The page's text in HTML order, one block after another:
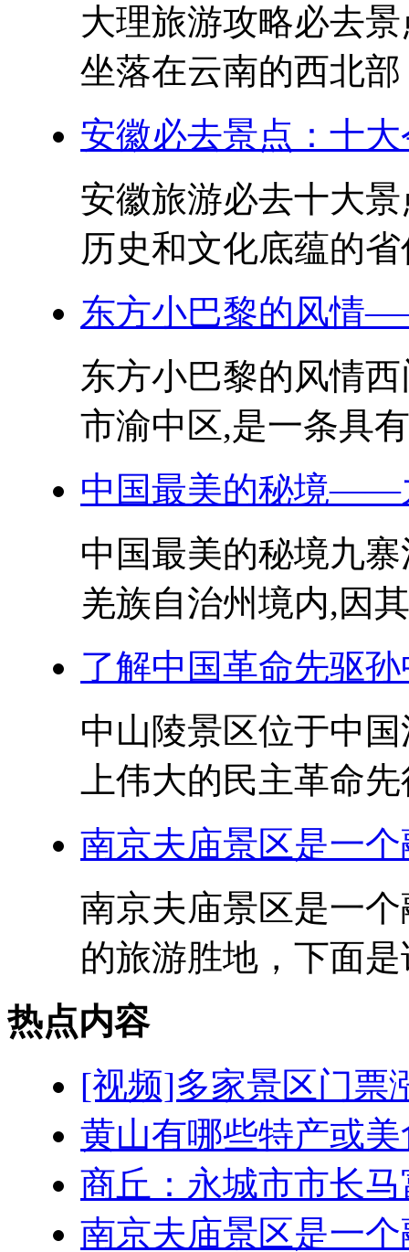
大理旅游攻略必去
坐落在云南的西北
安徽必去景点：十
安徽旅游必去十大
历史和文化底蕴的
东方小巴黎的风情
东方小巴黎的风情
市渝中区,是一条具
中国最美的秘境——
中国最美的秘境九
羌族自治州境内,因
了解中国革命先驱
中山陵景区位于中
上伟大的民主革命
南京夫庙景区是一
南京夫庙景区是一
的旅游胜地，下面
热点内容
[视频]多家景区门票
黄山有哪些特产或美
商丘：永城市市长
南京夫庙景区是一